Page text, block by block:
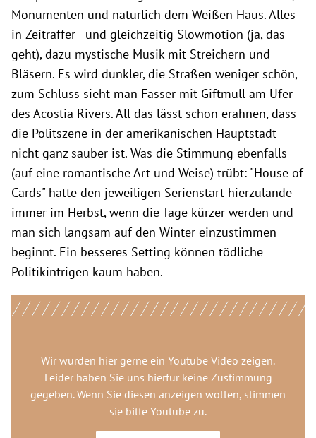
Monumenten und natürlich dem Weißen Haus. Alles
in Zeitraffer - und gleichzeitig Slowmotion (ja, das
geht), dazu mystische Musik mit Streichern und
Bläsern. Es wird dunkler, die Straßen weniger schön,
zum Schluss sieht man Fässer mit Giftmüll am Ufer
des Acostia Rivers. All das lässt schon erahnen, dass
die Politszene in der amerikanischen Hauptstadt
nicht ganz sauber ist. Was die Stimmung ebenfalls
(auf eine romantische Art und Weise) trübt: "House of
Cards" hatte den jeweiligen Serienstart hierzulande
immer im Herbst, wenn die Tage kürzer werden und
man sich langsam auf den Winter einzustimmen
beginnt. Ein besseres Setting können tödliche
Politikintrigen kaum haben.
Wir würden hier gerne ein Youtube Video zeigen.
Leider haben Sie uns hierfür keine Zustimmung
gegeben. Wenn Sie diesen anzeigen wollen, stimmen
sie bitte Youtube zu.